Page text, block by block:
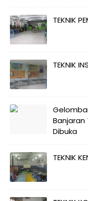
TEKNIK
TEKNIK
Banjaran
Dibuka
TEKNIK